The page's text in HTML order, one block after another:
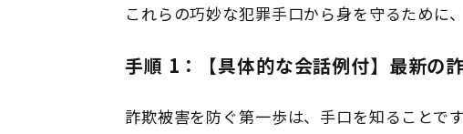
これらの巧妙な犯罪手口から身を守るために
手順 1：【具体的な会話例付】最新の
詐欺被害を防ぐ第一歩は、手口を知ることで